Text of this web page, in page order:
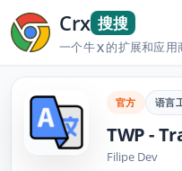
Crx 搜搜
一个牛X的扩展和应用
官方 语言
TWP -
Filipe Dev